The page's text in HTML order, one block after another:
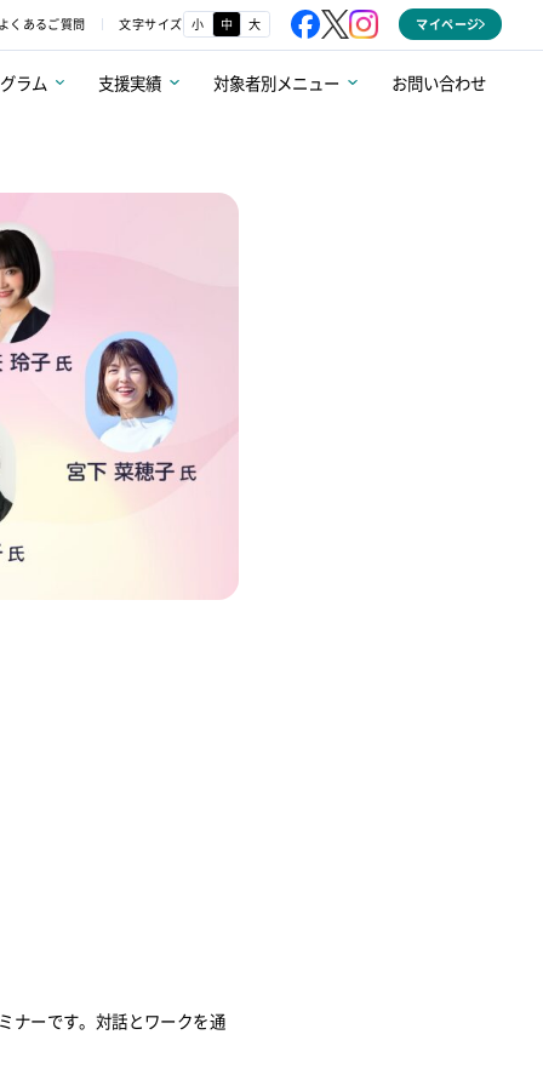
くあるご質問 文字サイズ 小 中 大 マイページ
ラム 支援実績 対象者別メニュー お問い合わせ
ナーです。対話とワークを通